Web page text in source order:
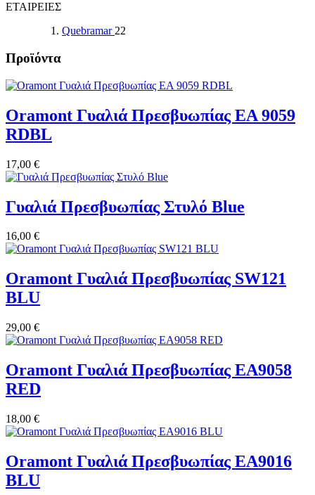
ΕΤΑΙΡΕΙΕΣ
Quebramar 22
Προϊόντα
Oramont Γυαλιά Πρεσβυωπίας EA 9059
RDBL
17,00 €
Γυαλιά Πρεσβυωπίας Στυλό Blue
16,00 €
Oramont Γυαλιά Πρεσβυωπίας SW121
BLU
29,00 €
Oramont Γυαλιά Πρεσβυωπίας EA9058
RED
18,00 €
Oramont Γυαλιά Πρεσβυωπίας EA9016
BLU